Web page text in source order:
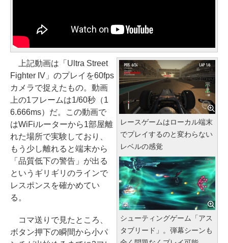
レースゲームはローカル端末
でプレイするのと変わらない
レベルの感覚
シューティングゲーム「アス
タブリード」。弾幕シーンも
上記動画は「Ultra Street
Fighter IV」のプレイを60fps
カメラで捉えたもの。動画
上の1フレームは1/60秒（1
6.666ms）だ。この動画で
はWiFiルーターから1部屋離
れた場所で実験しており、
もう少し離れると端末から
「品質低下の警告」が出る
というギリギリのラインで
レスポンスを確かめてい
る。
コマ送りで見たところ、
ボタン押下の瞬間から小パ